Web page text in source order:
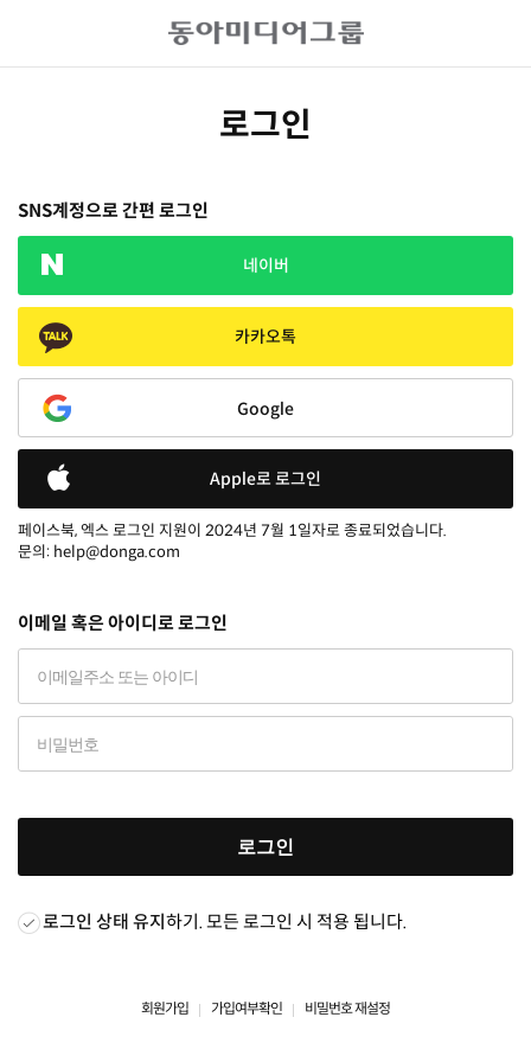
로그인
SNS계정으로 간편 로그인
네이버
카카오톡
Google
Apple로 로그인
페이스북, 엑스 로그인 지원이 2024년 7월 1일자로 종료되었습니다.
문의: help@donga.com
이메일 혹은 아이디로 로그인
로그인
로그인 상태 유지하기. 모든 로그인 시 적용 됩니다.
회원가입 가입여부확인 비밀번호 재설정